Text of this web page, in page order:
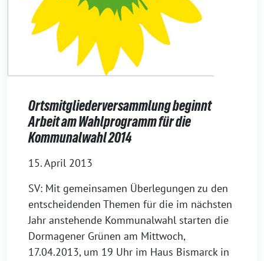
Ortsmitgliederversammlung beginnt
Arbeit am Wahlprogramm für die
Kommunalwahl 2014
15. April 2013
SV: Mit gemeinsamen Überlegungen zu den
entscheidenden Themen für die im nächsten
Jahr anstehende Kommunalwahl starten die
Dormagener Grünen am Mittwoch,
17.04.2013, um 19 Uhr im Haus Bismarck in